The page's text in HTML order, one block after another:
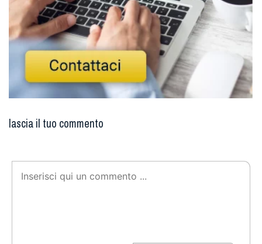
lascia il tuo commento